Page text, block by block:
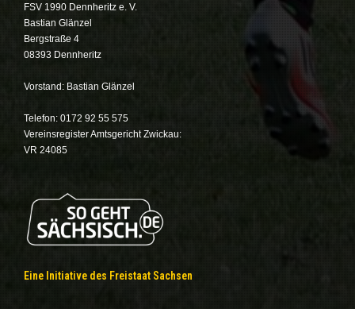
FSV 1990 Dennheritz e. V.
Bastian Glänzel
Bergstraße 4
08393 Dennheritz
Vorstand: Bastian Glänzel
Telefon: 0172 92 55 575
Vereinsregister Amtsgericht Zwickau:
VR 24085
Eine Initiative des Freistaat Sachsen